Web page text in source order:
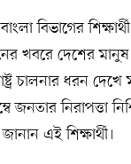
বিভাগের
খবরে দেশের মানুষ
চালনার ধরন দেখে
নিরাপত্তা
এই শিক্ষার্থী।